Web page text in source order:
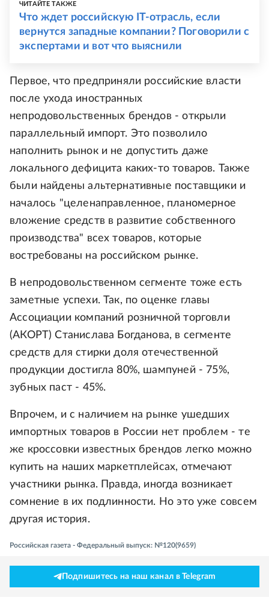
ЧИТАЙТЕ ТАКЖЕ
Что ждет российскую IT-отрасль, если
вернутся западные компании? Поговорили с
экспертами и вот что выяснили
Первое, что предприняли российские власти
после ухода иностранных
непродовольственных брендов - открыли
параллельный импорт. Это позволило
наполнить рынок и не допустить даже
локального дефицита каких-то товаров. Также
были найдены альтернативные поставщики и
началось "целенаправленное, планомерное
вложение средств в развитие собственного
производства" всех товаров, которые
востребованы на российском рынке.
В непродовольственном сегменте тоже есть
заметные успехи. Так, по оценке главы
Ассоциации компаний розничной торговли
(АКОРТ) Станислава Богданова, в сегменте
средств для стирки доля отечественной
продукции достигла 80%, шампуней - 75%,
зубных паст - 45%.
Впрочем, и с наличием на рынке ушедших
импортных товаров в России нет проблем - те
же кроссовки известных брендов легко можно
купить на наших маркетплейсах, отмечают
участники рынка. Правда, иногда возникает
сомнение в их подлинности. Но это уже совсем
другая история.
Российская газета - Федеральный выпуск: №120(9659)
Подпишитесь на наш канал в Telegram